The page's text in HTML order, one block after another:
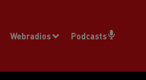
Webradios Podcasts